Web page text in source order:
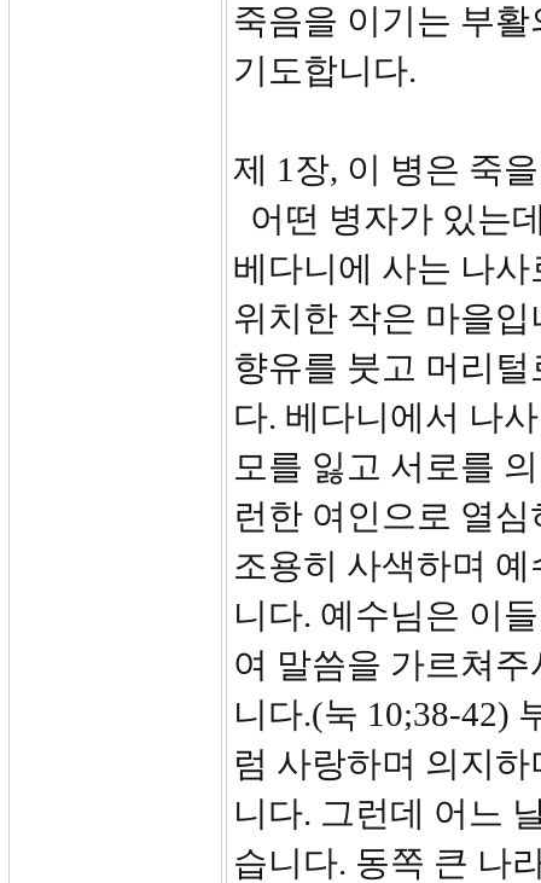
죽음을 이기는 부
기도합니다.
제 1장, 이 병은 죽
어떤 병자가 있는
베다니에 사는 나
위치한 작은 마을
향유를 붓고 머리
다. 베다니에서 나
모를 잃고 서로를
런한 여인으로 열
조용히 사색하며
니다. 예수님은 이
여 말씀을 가르쳐
니다.(눅 10;38-42)
럼 사랑하며 의지
니다. 그런데 어느
습니다. 동쪽 큰 나